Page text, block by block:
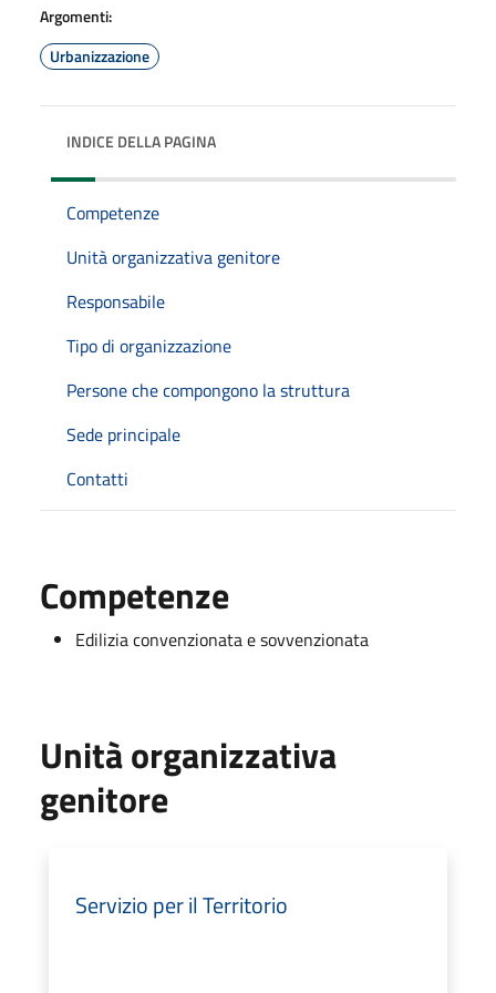
Argomenti:
Urbanizzazione
INDICE DELLA PAGINA
Competenze
Unità organizzativa genitore
Responsabile
Tipo di organizzazione
Persone che compongono la struttura
Sede principale
Contatti
Competenze
Edilizia convenzionata e sovvenzionata
Unità organizzativa
genitore
Servizio per il Territorio